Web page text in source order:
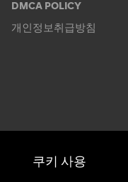
DMCA POLICY
개인정보취급방침
쿠키 사용